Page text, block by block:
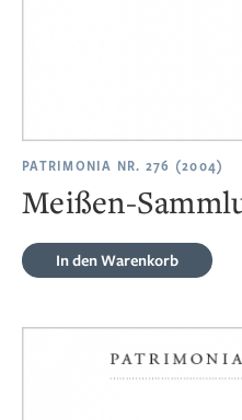
PATRIMONIA NR. 276 (2004)
Meißen-
In den Warenkorb